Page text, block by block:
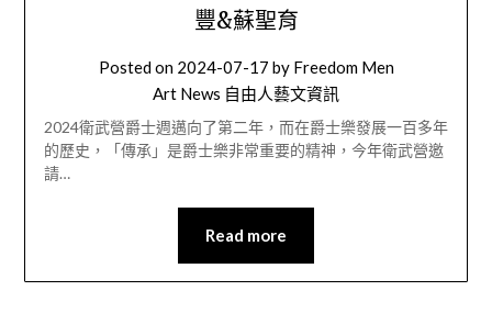
豐&蘇聖育
Posted on 2024-07-17 by Freedom Men
Art News 自由人藝文資訊
2024衛武營爵士週邁向了第二年，而在爵士樂發展一百多年
的歷史，「傳承」是爵士樂非常重要的精神，今年衛武營邀
請…
Read more